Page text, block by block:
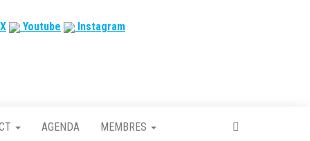
Youtube Instagram
AGENDA MEMBRES